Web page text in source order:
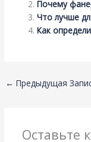
Почему
Что лучше
Как
← Предыдущая
Оставьте